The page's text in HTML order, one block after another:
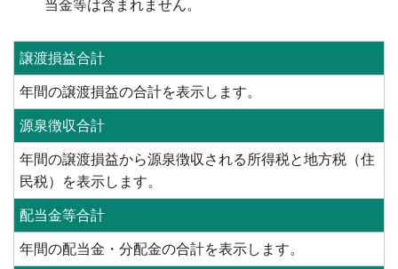
当金等は含まれません。
譲渡損益合計
年間の譲渡損益の合計を表示します。
源泉徴収合計
年間の譲渡損益から源泉徴収される所得税と地方税（住
民税）を表示します。
配当金等合計
年間の配当金・分配金の合計を表示します。